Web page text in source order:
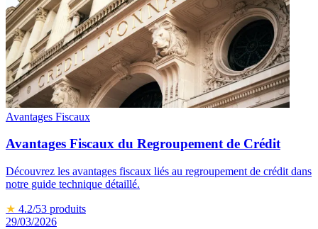
Avantages Fiscaux
Avantages Fiscaux du Regroupement de Crédit
Découvrez les avantages fiscaux liés au regroupement de crédit dans
notre guide technique détaillé.
★ 4.2/53 produits
29/03/2026